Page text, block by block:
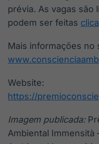
prévia. As vagas são
podem ser feitas
Mais informações no
Website:
https://
Imagem publicada:
Ambiental Immensità